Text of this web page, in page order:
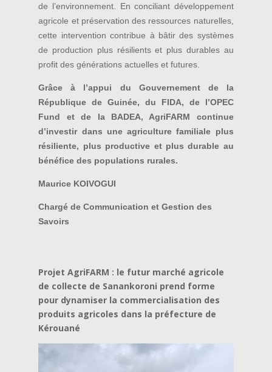
de l’environnement. En conciliant développement
agricole et préservation des ressources naturelles,
cette intervention contribue à bâtir des systèmes
de production plus résilients et plus durables au
profit des générations actuelles et futures.
Grâce à l’appui du Gouvernement de la
République de Guinée, du FIDA, de l’OPEC
Fund et de la BADEA, AgriFARM continue
d’investir dans une agriculture familiale plus
résiliente, plus productive et plus durable au
bénéfice des populations rurales.
Maurice KOIVOGUI
Chargé de Communication et Gestion des
Savoirs
Projet AgriFARM : le futur marché agricole
de collecte de Sanankoroni prend forme
pour dynamiser la commercialisation des
produits agricoles dans la préfecture de
Kérouané